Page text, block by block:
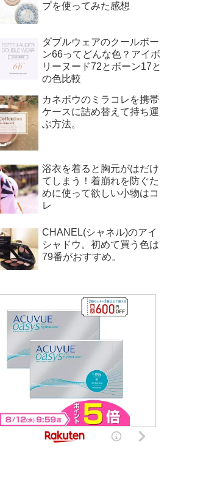
プを使ってみた感想
ダブルウェアのクールボー
ン66ってどんな色？アイボ
リーヌード72とボーン17と
の色比較
カネボウのミラコレを携帯
ケースに詰め替えて持ち運
ぶ方法。
浴衣を着ると胸元がはだけ
てしまう！着崩れを防ぐた
めに使って欲しい小物はコ
レ
CHANEL(シャネル)のアイ
シャドウ。初めて買う色は
79番がおすすめ。